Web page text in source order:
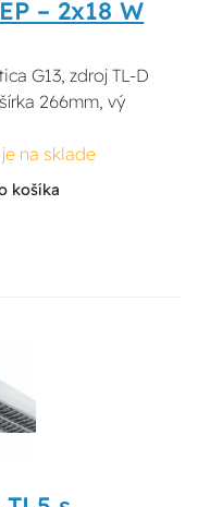
– 2x18 W
G13, zdroj TL-D
266mm, vý
na sklade
košíka